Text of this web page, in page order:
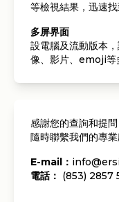
等檢視結果，迅速找
多屏界面
設電腦及流動版本
像、影片、emoji等
感謝您的查詢和提
隨時聯繫我們的專業
E-mail：
電話： (853) 2857